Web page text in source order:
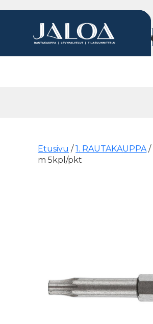
Products search
Etusivu /1. RAUTAKAUPPA /
m 5kpl/pkt